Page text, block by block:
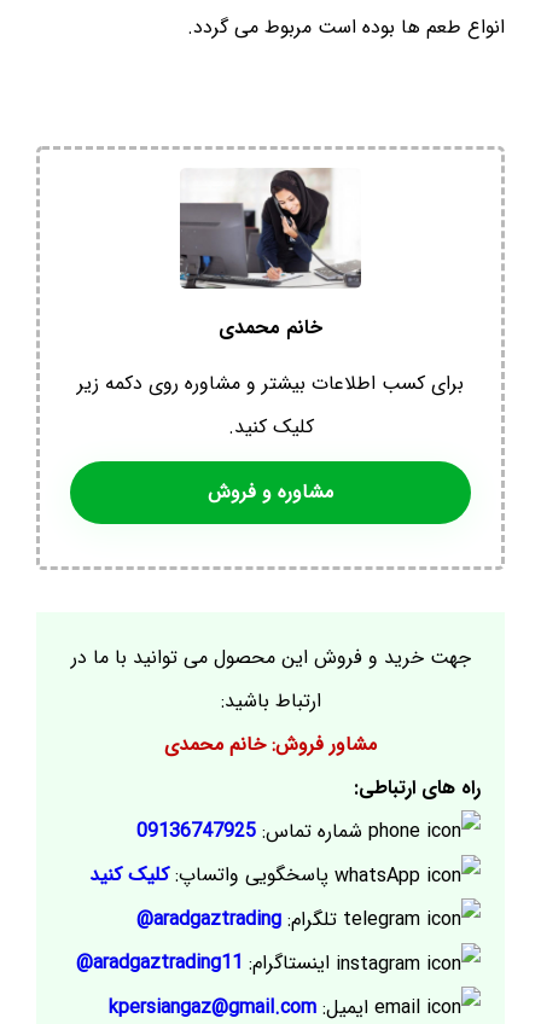
انواع طعم ها بوده است مربوط می گردد.
خانم محمدی
برای کسب اطلاعات بیشتر و مشاوره روی دکمه زیر
کلیک کنید.
مشاوره و فروش
جهت خرید و فروش این محصول می توانید با ما در
ارتباط باشید:
مشاور فروش: خانم محمدی
راه های ارتباطی:
شماره تماس: 09136747925
پاسخگویی واتساپ:کلیک کنید
تلگرام: aradgaztrading@
اینستاگرام: aradgaztrading11@
ایمیل: kpersiangaz@gmail.com